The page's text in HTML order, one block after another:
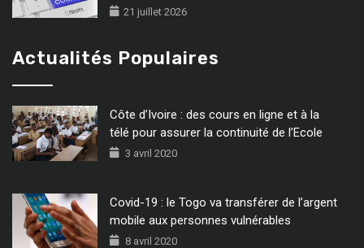
21 juillet 2026
Actualités Populaires
Côte d’Ivoire : des cours en ligne et à la
télé pour assurer la continuité de l’Ecole
3 avril 2020
Covid-19 : le Togo va transférer de l’argent
mobile aux personnes vulnérables
8 avril 2020